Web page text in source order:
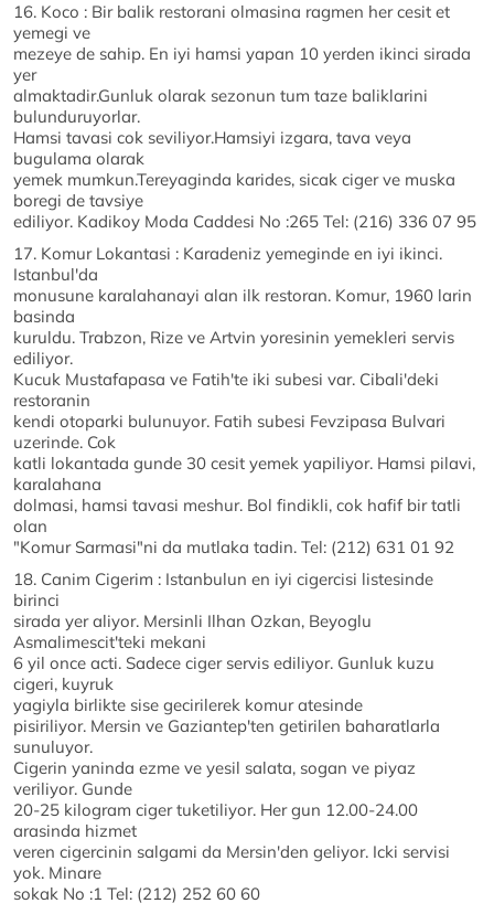
16. Koco : Bir balik restorani olmasina ragmen her cesit et
yemegi ve
mezeye de sahip. En iyi hamsi yapan 10 yerden ikinci sirada
yer
almaktadir.Gunluk olarak sezonun tum taze baliklarini
bulunduruyorlar.
Hamsi tavasi cok seviliyor.Hamsiyi izgara, tava veya
bugulama olarak
yemek mumkun.Tereyaginda karides, sicak ciger ve muska
boregi de tavsiye
ediliyor. Kadikoy Moda Caddesi No :265 Tel: (216) 336 07 95
17. Komur Lokantasi : Karadeniz yemeginde en iyi ikinci.
Istanbul'da
monusune karalahanayi alan ilk restoran. Komur, 1960 larin
basinda
kuruldu. Trabzon, Rize ve Artvin yoresinin yemekleri servis
ediliyor.
Kucuk Mustafapasa ve Fatih'te iki subesi var. Cibali'deki
restoranin
kendi otoparki bulunuyor. Fatih subesi Fevzipasa Bulvari
uzerinde. Cok
katli lokantada gunde 30 cesit yemek yapiliyor. Hamsi pilavi,
karalahana
dolmasi, hamsi tavasi meshur. Bol findikli, cok hafif bir tatli
olan
"Komur Sarmasi"ni da mutlaka tadin. Tel: (212) 631 01 92
18. Canim Cigerim : Istanbulun en iyi cigercisi listesinde
birinci
sirada yer aliyor. Mersinli Ilhan Ozkan, Beyoglu
Asmalimescit'teki mekani
6 yil once acti. Sadece ciger servis ediliyor. Gunluk kuzu
cigeri, kuyruk
yagiyla birlikte sise gecirilerek komur atesinde
pisiriliyor. Mersin ve Gaziantep'ten getirilen baharatlarla
sunuluyor.
Cigerin yaninda ezme ve yesil salata, sogan ve piyaz
veriliyor. Gunde
20-25 kilogram ciger tuketiliyor. Her gun 12.00-24.00
arasinda hizmet
veren cigercinin salgami da Mersin'den geliyor. Icki servisi
yok. Minare
sokak No :1 Tel: (212) 252 60 60